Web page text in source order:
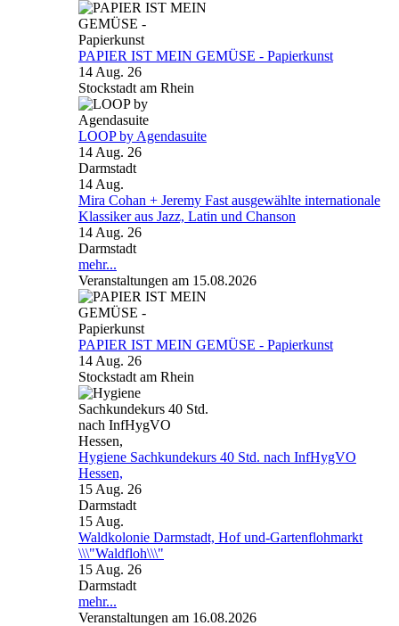
PAPIER IST MEIN GEMÜSE - Papierkunst
14 Aug. 26
Stockstadt am Rhein
LOOP by Agendasuite
14 Aug. 26
Darmstadt
14 Aug.
Mira Cohan + Jeremy Fast ausgewählte internationale
Klassiker aus Jazz, Latin und Chanson
14 Aug. 26
Darmstadt
mehr...
Veranstaltungen am 15.08.2026
PAPIER IST MEIN GEMÜSE - Papierkunst
14 Aug. 26
Stockstadt am Rhein
Hygiene Sachkundekurs 40 Std. nach InfHygVO
Hessen,
15 Aug. 26
Darmstadt
15 Aug.
Waldkolonie Darmstadt, Hof und-Gartenflohmarkt
\\\"Waldfloh\\\"
15 Aug. 26
Darmstadt
mehr...
Veranstaltungen am 16.08.2026